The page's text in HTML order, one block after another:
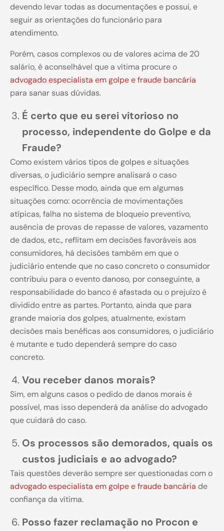
devendo levar todas as documentações e possui, e
seguir as orientações do funcionário para
atendimento.
Porém, casos complexos ou de valores acima de 20
salário, é aconselhável que a vítima procure o
advogado especialista em golpe e fraude bancária
para sanar suas dúvidas.
É certo que eu serei vitorioso no
processo, independente do Golpe e da
Fraude?
Como existem vários tipos de golpes e situações
diversas, o judiciário sempre analisará o caso
específico. Desse modo, ainda que em algumas
situações como: ocorrência de movimentações
atípicas, falha no sistema de bloqueio preventivo,
ausência de provas de repasse de valores, vazamento
de dados, etc., reflitam em decisões favoráveis aos
consumidores, há decisões também em que o
judiciário entende que no caso concreto o consumidor
contribuiu para o evento danoso, por conseguinte, a
responsabilidade do banco é afastada ou o prejuízo é
dividido entre as partes. Portanto, ainda que para
grande maioria dos golpes, atualmente, existam
decisões mais benéficas aos consumidores, o judiciário
é mutante e tudo dependerá sempre do caso
concreto.
Vou receber danos morais?
Sim, em alguns casos o pedido de danos morais é
possível, mas isso dependerá da análise do advogado
que cuidará do caso.
Os processos são demorados, quais os
custos judiciais e ao advogado?
Tais questões deverão sempre ser questionadas com o
advogado especialista em golpe e fraude bancária de
confiança da vítima.
Posso fazer reclamação no Procon e